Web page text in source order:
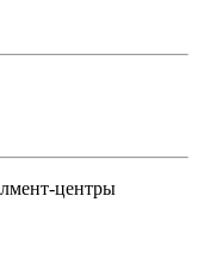
центры